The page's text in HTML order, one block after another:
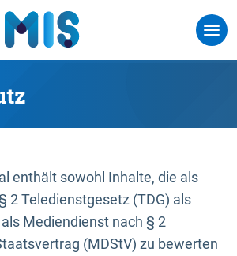
enthält sowohl Inhalte, die als
2 Teledienstgesetz (TDG) als
Mediendienst nach § 2
(MDStV) zu bewerten